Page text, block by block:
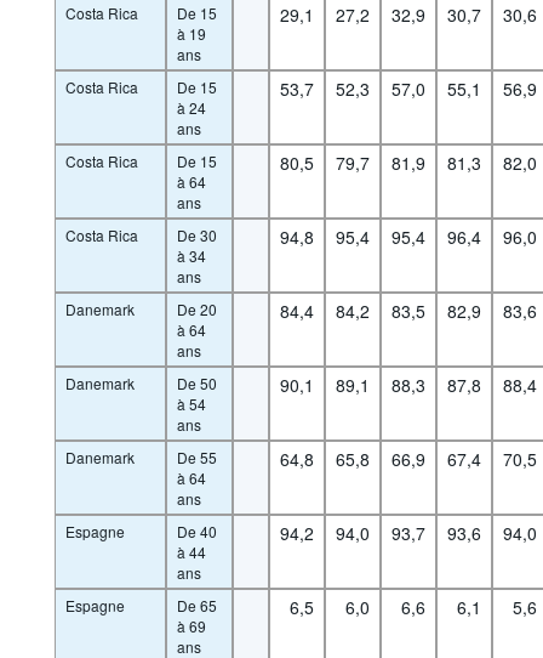
Costa Rica
De 15
à 19
ans
29,1 27,2 32,9 30,7 30,6
Costa Rica
De 15
à 24
ans
53,7 52,3 57,0 55,1 56,9
Costa Rica
De 15
à 64
ans
80,5 79,7 81,9 81,3 82,0
Costa Rica
De 30
à 34
ans
94,8 95,4 95,4 96,4 96,0
Danemark
De 20
à 64
ans
84,4 84,2 83,5 82,9 83,6
Danemark
De 50
à 54
ans
90,1 89,1 88,3 87,8 88,4
Danemark
De 55
à 64
ans
64,8 65,8 66,9 67,4 70,5
Espagne
De 40
à 44
ans
94,2 94,0 93,7 93,6 94,0
Espagne
De 65
à 69
ans
6,5 6,0 6,6 6,1 5,6